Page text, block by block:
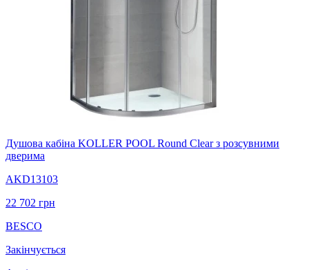
Душова кабіна KOLLER POOL Round Clear з розсувними
дверима
AKD13103
22 702 грн
BESCO
Закінчується